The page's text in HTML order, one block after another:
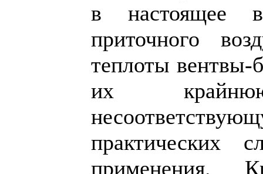
в настоящее
приточного
теплоты вентвы-
их крайнюю
практических
применения.